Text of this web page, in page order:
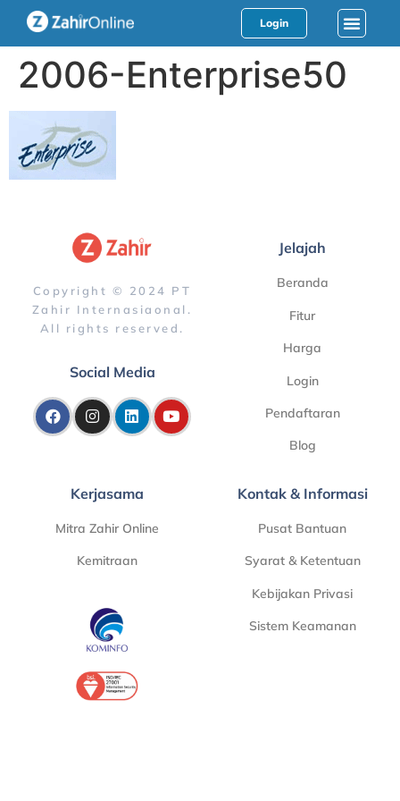
Login
2006-Enterprise50
Copyright © 2024 PT
Zahir Internasiaonal.
All rights reserved.
Social Media
Jelajah
Beranda
Fitur
Harga
Login
Pendaftaran
Blog
Kerjasama
Mitra Zahir Online
Kemitraan
Kontak & Informasi
Pusat Bantuan
Syarat & Ketentuan
Kebijakan Privasi
Sistem Keamanan